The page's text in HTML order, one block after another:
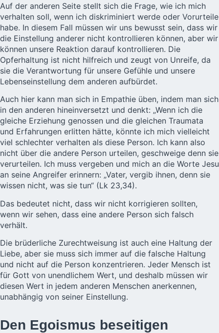
Auf der anderen Seite stellt sich die Frage, wie ich mich
verhalten soll, wenn ich diskriminiert werde oder Vorurteile
habe. In diesem Fall müssen wir uns bewusst sein, dass wir
die Einstellung anderer nicht kontrollieren können, aber wir
können unsere Reaktion darauf kontrollieren. Die
Opferhaltung ist nicht hilfreich und zeugt von Unreife, da
sie die Verantwortung für unsere Gefühle und unsere
Lebenseinstellung dem anderen aufbürdet.
Auch hier kann man sich in Empathie üben, indem man sich
in den anderen hineinversetzt und denkt: „Wenn ich die
gleiche Erziehung genossen und die gleichen Traumata
und Erfahrungen erlitten hätte, könnte ich mich vielleicht
viel schlechter verhalten als diese Person. Ich kann also
nicht über die andere Person urteilen, geschweige denn sie
verurteilen. Ich muss vergeben und mich an die Worte Jesu
an seine Angreifer erinnern: „Vater, vergib ihnen, denn sie
wissen nicht, was sie tun“ (Lk 23,34).
Das bedeutet nicht, dass wir nicht korrigieren sollten,
wenn wir sehen, dass eine andere Person sich falsch
verhält.
Die brüderliche Zurechtweisung ist auch eine Haltung der
Liebe, aber sie muss sich immer auf die falsche Haltung
und nicht auf die Person konzentrieren. Jeder Mensch ist
für Gott von unendlichem Wert, und deshalb müssen wir
diesen Wert in jedem anderen Menschen anerkennen,
unabhängig von seiner Einstellung.
Den Egoismus beseitigen